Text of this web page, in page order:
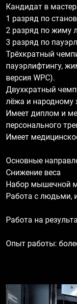
Кандидат в
1 разряд по
2 разряд по жиму
3 разряд по
Трёхкратный
пауэрлифтингу,
версия WPC).
Двухкратный
лёжа и народному
Имеет диплом и
персонального
Имеет
Основные
Снижение веса
Набор мышечной
Работа с людьми,
Работа на
Опыт работы: